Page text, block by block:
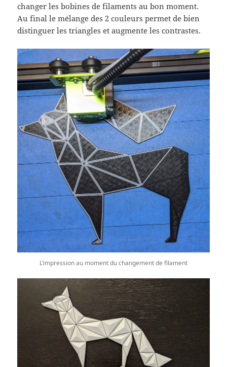
changer les bobines de filaments au bon moment.
Au final le mélange des 2 couleurs permet de bien
distinguer les triangles et augmente les contrastes.
L’impression au moment du changement de filament